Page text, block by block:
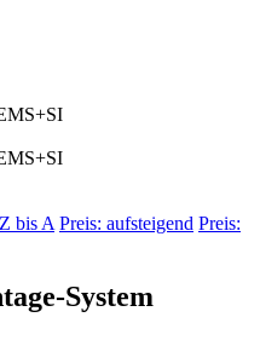
bis A Preis: aufsteigend Preis:
System